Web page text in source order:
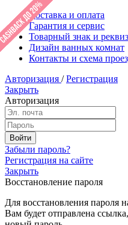
Доставка и оплата
Гарантия и сервис
Товарный знак и
Дизайн ванных комнат
Контакты и схема
Авторизация / Регистрация
Закрыть
Авторизация
Забыли пароль?
Регистрация на сайте
Закрыть
Восстановление пароля
Для восстановления пароля
Вам будет отправлена